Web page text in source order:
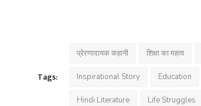
Tags:
प्रेरणादायक कहानी शिक्षा का महत्व
Inspirational Story Education
Hindi Literature Life Struggles